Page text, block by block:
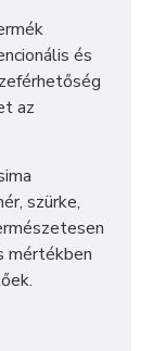
és
az
szürke,
mértékben